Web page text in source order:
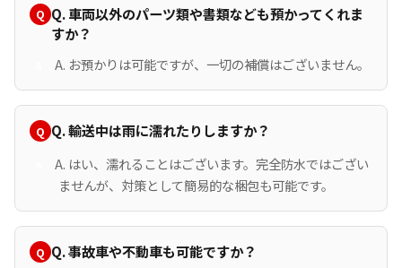
Q. 車両以外のパーツ類や書類なども預かってくれま
すか？
A. お預かりは可能ですが、一切の補償はございません。
Q. 輸送中は雨に濡れたりしますか？
A. はい、濡れることはございます。完全防水ではござい
ませんが、対策として簡易的な梱包も可能です。
Q. 事故車や不動車も可能ですか？